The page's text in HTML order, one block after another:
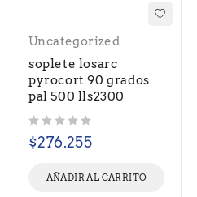
Uncategorized
soplete losarc
pyrocort 90 grados
pal 500 lls2300
$276.255
AÑADIR AL CARRITO